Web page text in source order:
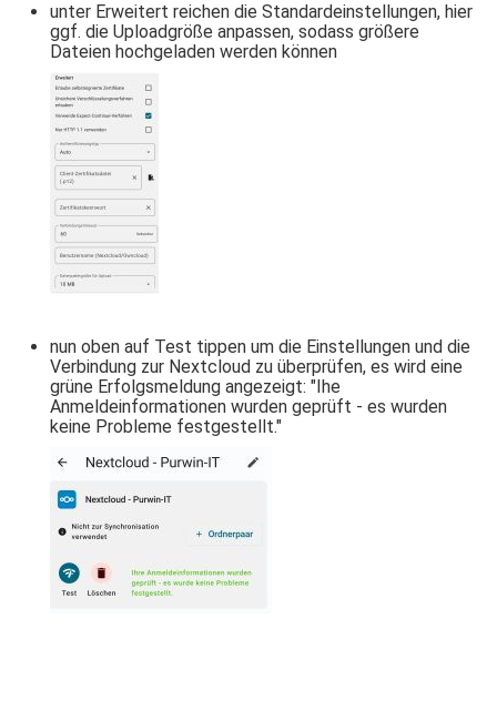
unter Erweitert reichen die Standardeinstellungen, hier
ggf. die Uploadgröße anpassen, sodass größere
Dateien hochgeladen werden können
nun oben auf Test tippen um die Einstellungen und die
Verbindung zur Nextcloud zu überprüfen, es wird eine
grüne Erfolgsmeldung angezeigt: "Ihe
Anmeldeinformationen wurden geprüft - es wurden
keine Probleme festgestellt."